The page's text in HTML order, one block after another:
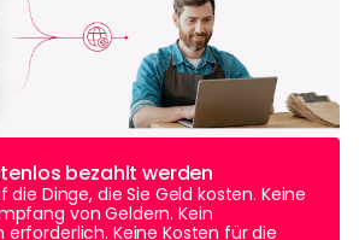
bezahlt werden
die Dinge, die Sie Geld kosten. Keine
von Geldern. Kein
Keine Kosten für die